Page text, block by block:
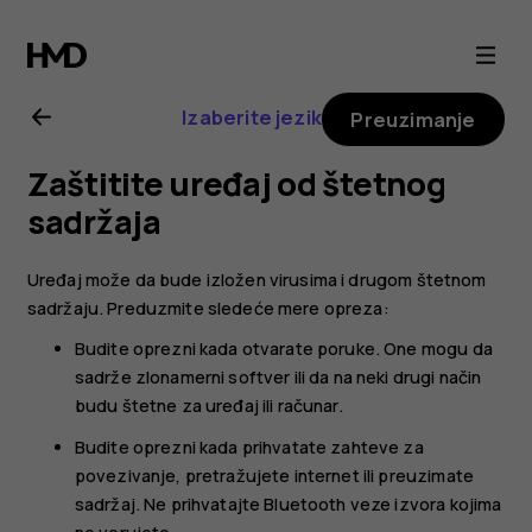
Uputstvo
za
korisnike
telefona
Nokia
C22
Izaberite jezik Preuzimanje
Zaštitite uređaj od štetnog
sadržaja
Uređaj može da bude izložen virusima i drugom štetnom
sadržaju. Preduzmite sledeće mere opreza:
Budite oprezni kada otvarate poruke. One mogu da
sadrže zlonamerni softver ili da na neki drugi način
budu štetne za uređaj ili računar.
Budite oprezni kada prihvatate zahteve za
povezivanje, pretražujete internet ili preuzimate
sadržaj. Ne prihvatajte Bluetooth veze izvora kojima